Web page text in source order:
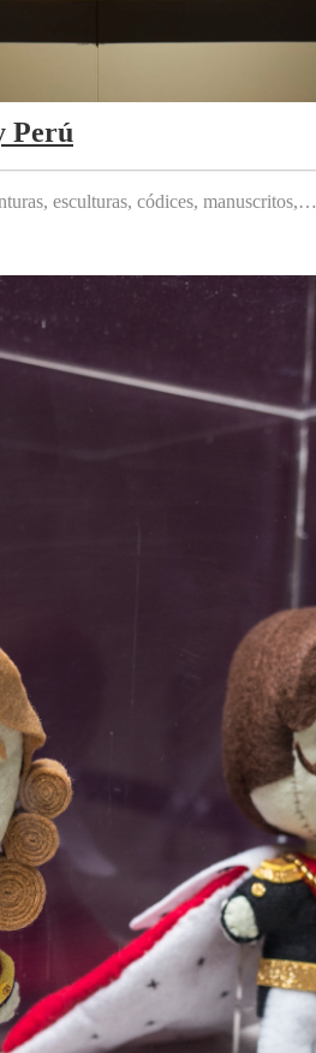
Perú
esculturas, códices, manuscritos,…